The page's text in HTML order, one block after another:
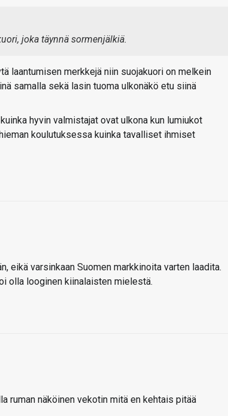
joka täynnä sormenjälkiä.
laantumisen merkkejä niin suojakuori on melkein
samalla sekä lasin tuoma ulkonäkö etu siinä
hyvin valmistajat ovat ulkona kun lumiukot
koulutuksessa kuinka tavalliset ihmiset
eikä varsinkaan Suomen markkinoita varten laadita.
olla looginen kiinalaisten mielestä.
ruman näköinen vekotin mitä en kehtais pitää